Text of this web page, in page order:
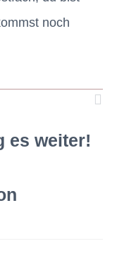
noch
es weiter!